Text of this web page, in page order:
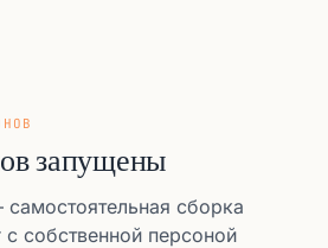
запущены
сборка
собственной персоной